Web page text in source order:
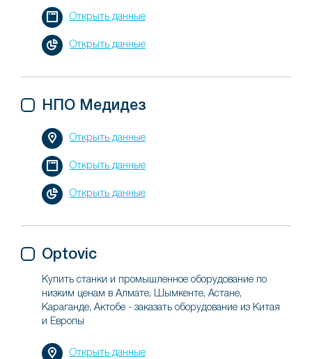
Открыть данные
Открыть данные
НПО Медидез
Открыть данные
Открыть данные
Открыть данные
Optovic
Купить станки и промышленное оборудование по
низким ценам в Алмате, Шымкенте, Астане,
Караганде, Актобе - заказать оборудование из Китая
и Европы
Открыть данные